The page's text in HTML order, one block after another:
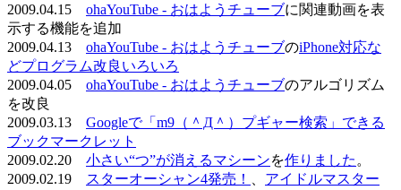
2009.04.15 ohaYouTube - おはようチューブに関連動画を表
示する機能を追加
2009.04.13 ohaYouTube - おはようチューブのiPhone対応な
どプログラム改良いろいろ
2009.04.05 ohaYouTube - おはようチューブのアルゴリズム
を改良
2009.03.13 Googleで「m9（＾Д＾）プギャー検索」できる
ブックマークレット
2009.02.20 小さい“つ”が消えるマシーンを作りました 。
2009.02.19
スターオーシャン4発売！
アイドルマスター